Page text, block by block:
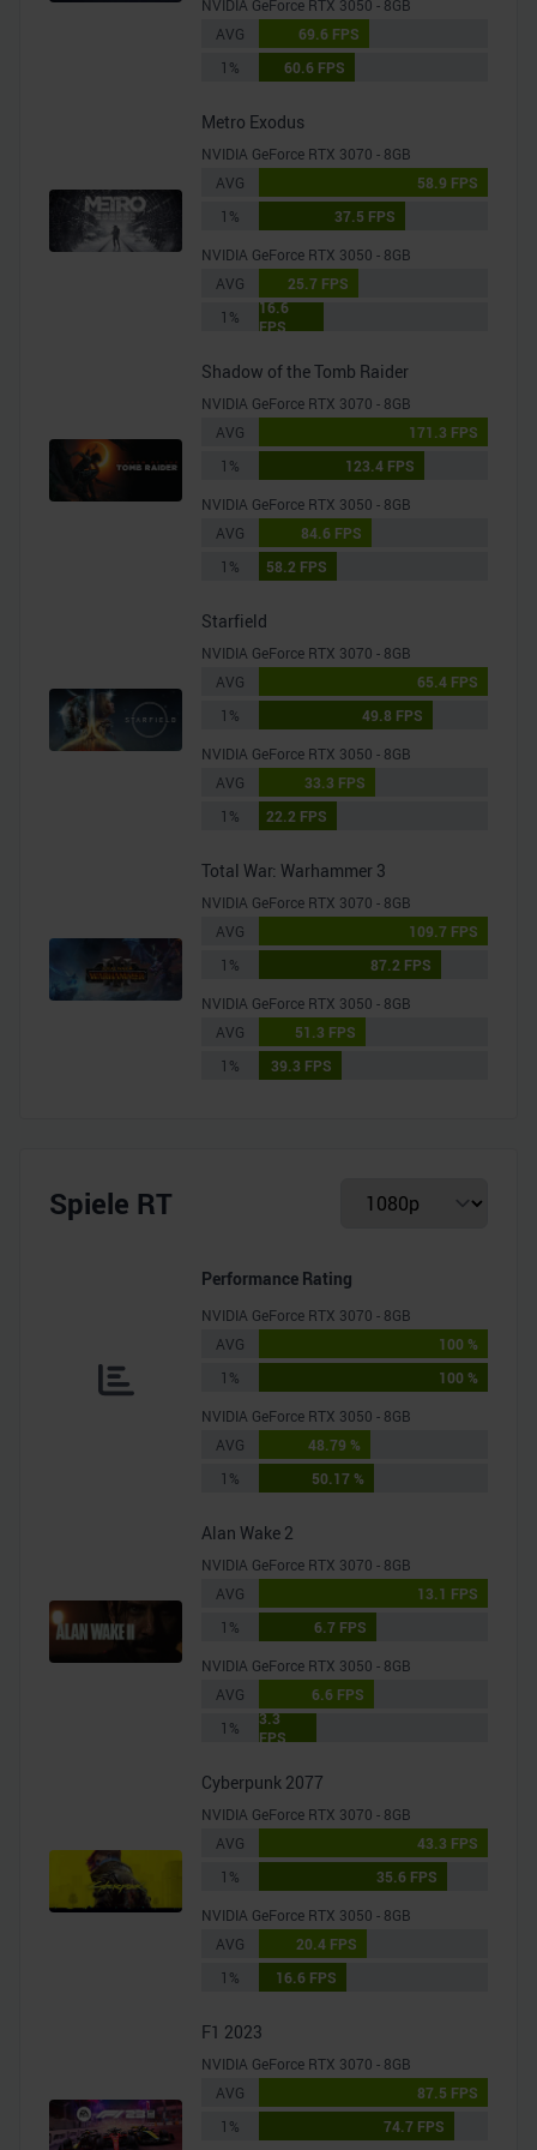
Verwendung unserer Website an unsere Partner für
soziale Medien, Werbung und Analysen weiter. Unsere
Partner führen diese Informationen möglicherweise mit
haben oder die sie im Rahmen Ihrer Nutzung der Dienste
NVIDIA GeForce RTX 3050 - 8GB
AVG
69.6 FPS
1%
60.6 FPS
Metro Exodus
NVIDIA GeForce RTX 3070 - 8GB
AVG
58.9 FPS
1%
37.5 FPS
NVIDIA GeForce RTX 3050 - 8GB
AVG
25.7 FPS
1%
16.6
FPS
Shadow of the Tomb Raider
NVIDIA GeForce RTX 3070 - 8GB
AVG
171.3 FPS
1%
123.4 FPS
NVIDIA GeForce RTX 3050 - 8GB
AVG
84.6 FPS
1%
58.2 FPS
Starfield
NVIDIA GeForce RTX 3070 - 8GB
AVG
65.4 FPS
1%
49.8 FPS
NVIDIA GeForce RTX 3050 - 8GB
AVG
33.3 FPS
1%
22.2 FPS
Total War: Warhammer 3
NVIDIA GeForce RTX 3070 - 8GB
AVG
109.7 FPS
1%
87.2 FPS
NVIDIA GeForce RTX 3050 - 8GB
AVG
51.3 FPS
1%
39.3 FPS
Spiele RT
Performance Rating
NVIDIA GeForce RTX 3070 - 8GB
AVG
100 %
1%
100 %
NVIDIA GeForce RTX 3050 - 8GB
AVG
48.79 %
1%
50.17 %
Alan Wake 2
NVIDIA GeForce RTX 3070 - 8GB
AVG
13.1 FPS
1%
6.7 FPS
NVIDIA GeForce RTX 3050 - 8GB
AVG
6.6 FPS
1%
3.3
FPS
Cyberpunk 2077
NVIDIA GeForce RTX 3070 - 8GB
AVG
43.3 FPS
1%
35.6 FPS
NVIDIA GeForce RTX 3050 - 8GB
AVG
20.4 FPS
1%
16.6 FPS
F1 2023
NVIDIA GeForce RTX 3070 - 8GB
AVG
87.5 FPS
1%
74.7 FPS